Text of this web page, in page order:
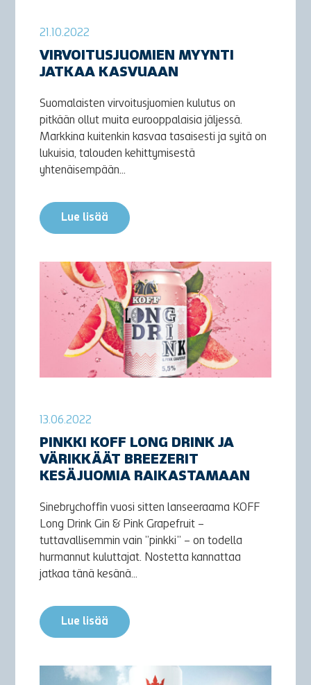
21.10.2022
VIRVOITUSJUOMIEN MYYNTI
JATKAA KASVUAAN
Suomalaisten virvoitusjuomien kulutus on
pitkään ollut muita eurooppalaisia jäljessä.
Markkina kuitenkin kasvaa tasaisesti ja syitä on
lukuisia, talouden kehittymisestä
yhtenäisempään...
Lue lisää
13.06.2022
PINKKI KOFF LONG DRINK JA
VÄRIKKÄÄT BREEZERIT
KESÄJUOMIA RAIKASTAMAAN
Sinebrychoffin vuosi sitten lanseeraama KOFF
Long Drink Gin & Pink Grapefruit –
tuttavallisemmin vain ”pinkki” – on todella
hurmannut kuluttajat. Nostetta kannattaa
jatkaa tänä kesänä...
Lue lisää